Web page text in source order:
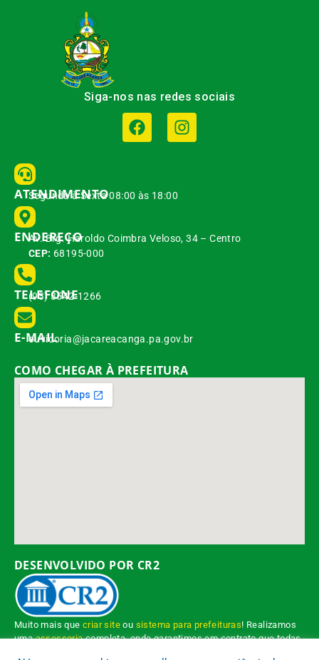
Siga-nos nas redes sociais
ATENDIMENTO
Segunda à Sexta 08:00 às 18:00
ENDEREÇO
Av. Brg. Haroldo Coimbra Veloso, 34 – Centro
CEP: 68195-000
TELEFONE
(93) 3542-1266
E-MAIL
ouvidoria@jacareacanga.pa.gov.br
COMO CHEGAR À PREFEITURA
DESENVOLVIDO POR CR2
Muito mais quecriar site ou sistema para prefeituras! Realizamos
umaassessoriacompleta, onde garantimos em contrato que todas